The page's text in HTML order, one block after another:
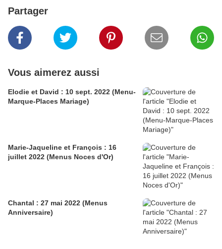
Partager
Vous aimerez aussi
Elodie et David : 10 sept. 2022 (Menu-
Marque-Places Mariage)
Marie-Jaqueline et François : 16
juillet 2022 (Menus Noces d'Or)
Chantal : 27 mai 2022 (Menus
Anniversaire)